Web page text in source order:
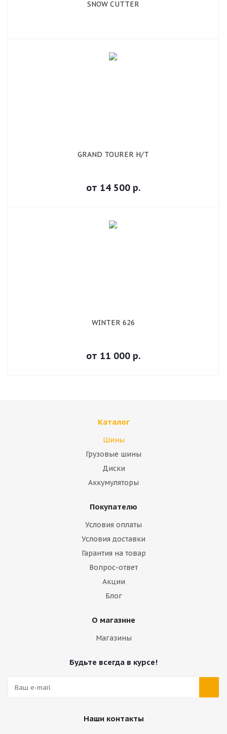
SNOW CUTTER
GRAND TOURER H/T
от 14 500р.
WINTER 626
от 11 000р.
Каталог
Шины
Грузовые шины
Диски
Аккумуляторы
Покупателю
Условия оплаты
Условия доставки
Гарантия на товар
Вопрос-ответ
Акции
Блог
О магазине
Магазины
Будьте всегда в курсе!
Наши контакты